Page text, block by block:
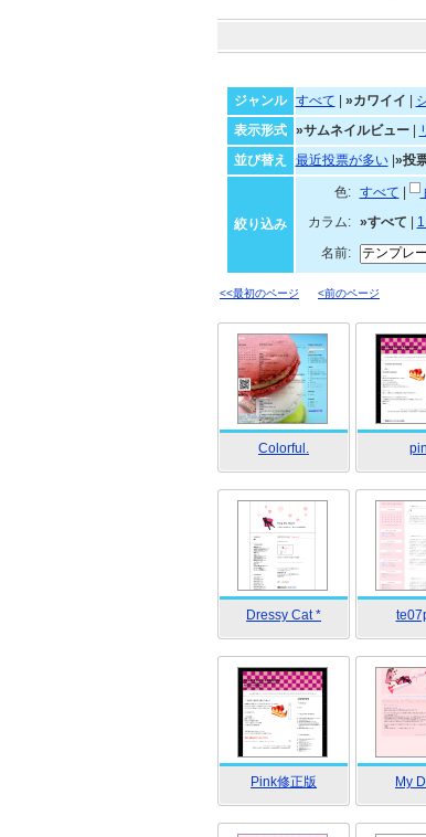
ジャンル
すべて »カワイイ
表示形式
»サムネイルビュー|
並び替え
最近投票が多い| »投
絞り込み
色: すべて
カラム:
»すべて
名前:
<<最初のページ <前のページ
Colorful.
Dressy Cat *
Pink修正版 My